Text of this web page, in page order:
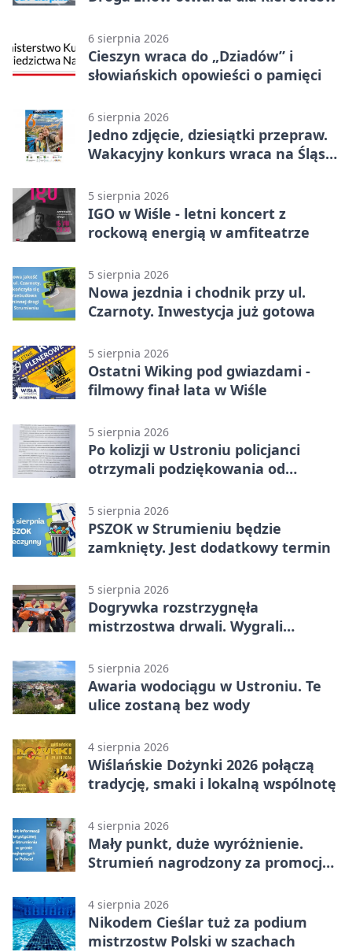
6 sierpnia 2026
Cieszyn wraca do „Dziadów” i
słowiańskich opowieści o pamięci
6 sierpnia 2026
Jedno zdjęcie, dziesiątki przepraw.
Wakacyjny konkurs wraca na Śląsk
5 sierpnia 2026
IGO w Wiśle - letni koncert z
rockową energią w amfiteatrze
5 sierpnia 2026
Nowa jezdnia i chodnik przy ul.
Czarnoty. Inwestycja już gotowa
5 sierpnia 2026
Ostatni Wiking pod gwiazdami -
filmowy finał lata w Wiśle
5 sierpnia 2026
Po kolizji w Ustroniu policjanci
otrzymali podziękowania od
5 sierpnia 2026
PSZOK w Strumieniu będzie
zamknięty. Jest dodatkowy termin
5 sierpnia 2026
Dogrywka rozstrzygnęła
mistrzostwa drwali. Wygrali
5 sierpnia 2026
Awaria wodociągu w Ustroniu. Te
ulice zostaną bez wody
4 sierpnia 2026
Wiślańskie Dożynki 2026 połączą
tradycję, smaki i lokalną wspólnotę
4 sierpnia 2026
Mały punkt, duże wyróżnienie.
Strumień nagrodzony za promocję
4 sierpnia 2026
Nikodem Cieślar tuż za podium
mistrzostw Polski w szachach